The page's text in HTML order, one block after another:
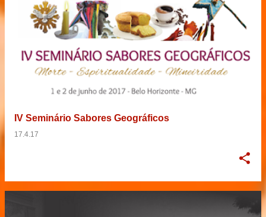
IV Seminário Sabores Geográficos
17.4.17